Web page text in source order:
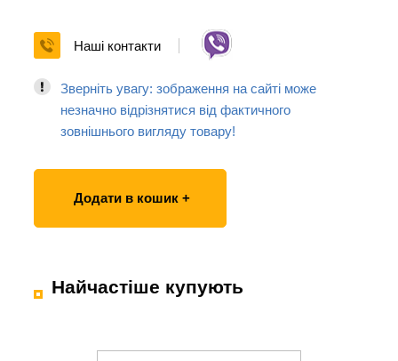
Наші контакти
Зверніть увагу: зображення на сайті може
незначно відрізнятися від фактичного
зовнішнього вигляду товару!
Додати в кошик +
Найчастіше купують